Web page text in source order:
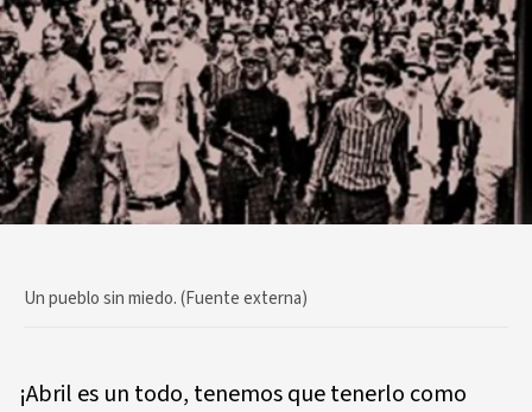
Un pueblo sin miedo. (Fuente externa)
¡Abril es un todo, tenemos que tenerlo como